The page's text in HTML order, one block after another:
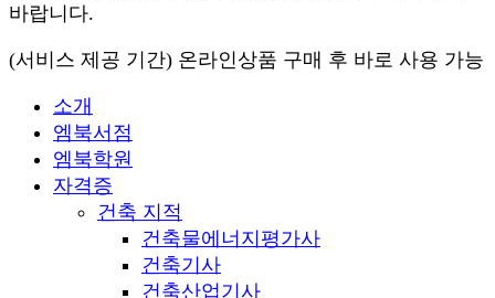
바랍니다.
(서비스 제공 기간) 온라인상품 구매 후 바로 사용 가능
소개
엠북서점
엠북학원
자격증
건축 지적
건축물에너지평가사
건축기사
건축산업기사